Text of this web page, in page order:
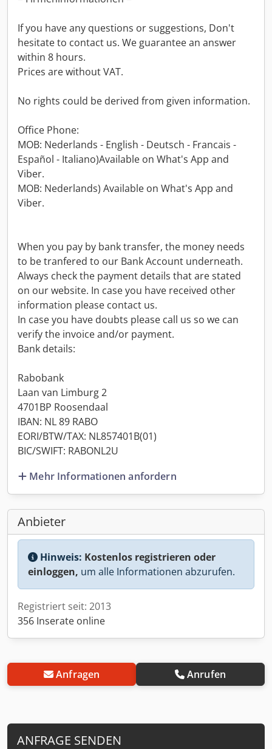
If you have any questions or suggestions, Don't
hesitate to contact us. We guarantee an answer
within 8 hours.
Prices are without VAT.
No rights could be derived from given information.
Office Phone:
MOB: Nederlands - English - Deutsch - Francais -
Español - Italiano)Available on What's App and
Viber.
MOB: Nederlands) Available on What's App and
Viber.
When you pay by bank transfer, the money needs
to be tranfered to our Bank Account underneath.
Always check the payment details that are stated
on our website. In case you have received other
information please contact us.
In case you have doubts please call us so we can
verify the invoice and/or payment.
Bank details:
Rabobank
Laan van Limburg 2
4701BP Roosendaal
IBAN: NL 89 RABO
EORI/BTW/TAX: NL857401B(01)
BIC/SWIFT: RABONL2U
Mehr Informationen anfordern
Anbieter
Hinweis: Kostenlos registrieren oder
einloggen, um alle Informationen abzurufen.
Registriert seit: 2013
356 Inserate online
Anfragen Anrufen
ANFRAGE SENDEN